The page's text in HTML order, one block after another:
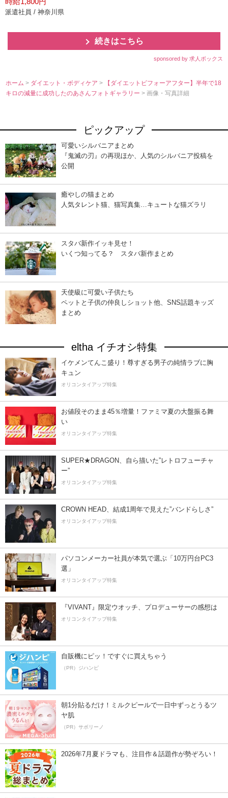
派遣社員 / 神奈川県
続きはこちら
sponsored by 求人ボックス
ホーム > ダイエット・ボディケア>
【ダイエットビフォーアフター】半年で18
キロの減量に成功したのあさんフォトギャラリー> 画像・写真詳細
ピックアップ
可愛いシルバニアまとめ
『鬼滅の刃』の再現ほか、人気のシルバニア投稿を
公開
癒やしの猫まとめ
人気タレント猫、猫写真集…キュートな猫ズラリ
スタバ新作イッキ見せ！
いくつ知ってる？ スタバ新作まとめ
天使級に可愛い子供たち
ペットと子供の仲良しショット他、SNS話題キッズ
まとめ
eltha イチオシ特集
イケメンてんこ盛り！尊すぎる男子の純情ラブに胸
キュン
オリコンタイアップ特集
お値段そのまま45％増量！ファミマ夏の大盤振る舞
い
オリコンタイアップ特集
SUPER★DRAGON、自ら描いた”レトロフューチャ
ー”
オリコンタイアップ特集
CROWN HEAD、結成1周年で見えた”バンドらしさ”
オリコンタイアップ特集
パソコンメーカー社員が本気で選ぶ「10万円台PC3
選」
オリコンタイアップ特集
『VIVANT』限定ウオッチ、プロデューサーの感想は
オリコンタイアップ特集
自販機にピッ！ですぐに買えちゃう
（PR）ジハンピ
朝1分貼るだけ！ミルクピールで一日中ずっとうるツ
ヤ肌
（PR）サボリーノ
2026年7月夏ドラマも、注目作＆話題作が勢ぞろい！